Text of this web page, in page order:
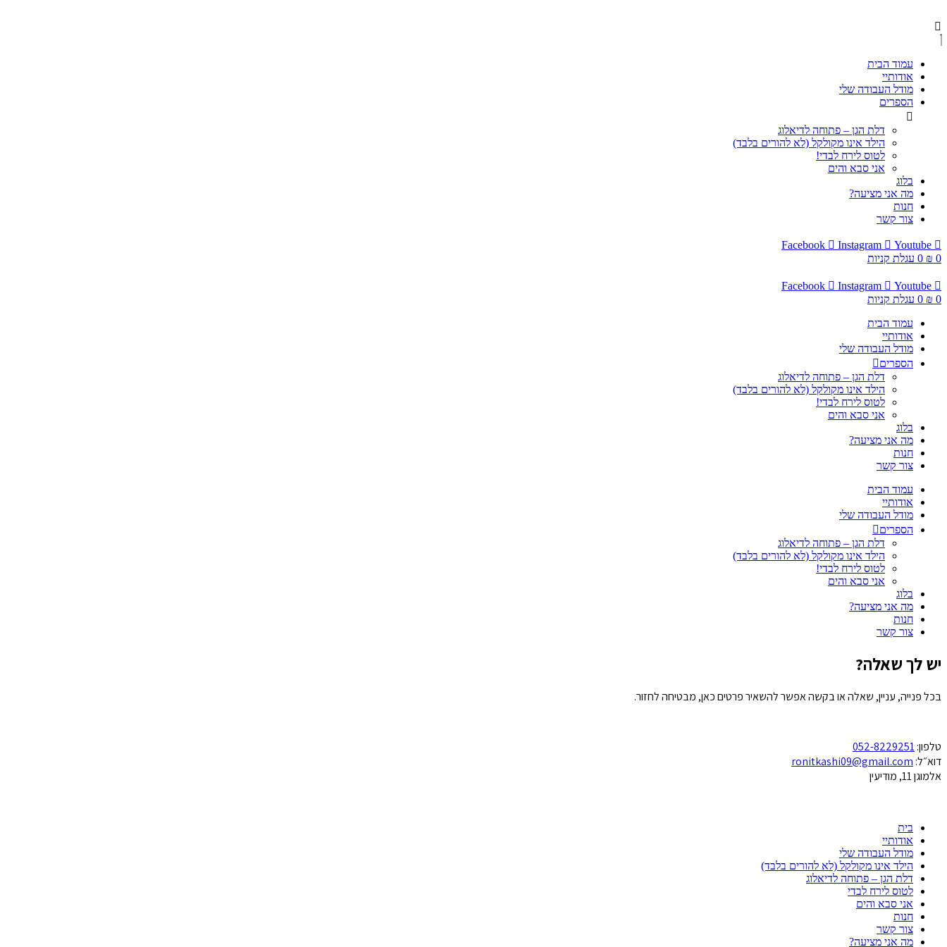
עמוד הבית
אודותיי
מודל העבודה שלי
הספרים
דלת הגן – פתוחה לדיאלוג
הילד אינו מקולקל (לא להורים בלבד)
לטוס לירח לבדי!
אני סבא והים
בלוג
מה אני מציעה?
חנות
צור קשר
Facebook Instagram
Youtube
₪ 0
0 עגלת קניות
Facebook Instagram
Youtube
₪ 0
0 עגלת קניות
עמוד הבית
אודותיי
מודל העבודה שלי
הספרים
דלת הגן – פתוחה לדיאלוג
הילד אינו מקולקל (לא להורים בלבד)
לטוס לירח לבדי!
אני סבא והים
בלוג
מה אני מציעה?
חנות
צור קשר
עמוד הבית
אודותיי
מודל העבודה שלי
הספרים
דלת הגן – פתוחה לדיאלוג
הילד אינו מקולקל (לא להורים בלבד)
לטוס לירח לבדי!
אני סבא והים
בלוג
מה אני מציעה?
חנות
צור קשר
יש לך שאלה?
בכל פנייה, עניין, שאלה או בקשה אפשר להשאיר פרטים כאן, מבטיחה לחזור.
טלפון:052-8229251
דוא״ל: ronitkashi09@gmail.com
אלמוגן 11, מודיעין
בית
אודותיי
מודל העבודה שלי
הילד אינו מקולקל (לא להורים בלבד)
דלת הגן – פתוחה לדיאלוג
לטוס לירח לבדי
אני סבא והים
חנות
צור קשר
מה אני מציעה?